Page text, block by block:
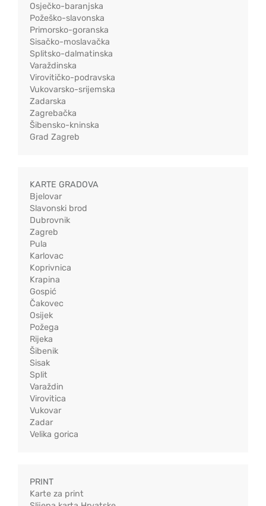
Osječko-baranjska
Požeško-slavonska
Primorsko-goranska
Sisačko-moslavačka
Splitsko-dalmatinska
Varaždinska
Virovitičko-podravska
Vukovarsko-srijemska
Zadarska
Zagrebačka
Šibensko-kninska
Grad Zagreb
KARTE GRADOVA
Bjelovar
Slavonski brod
Dubrovnik
Zagreb
Pula
Karlovac
Koprivnica
Krapina
Gospić
Čakovec
Osijek
Požega
Rijeka
Šibenik
Sisak
Split
Varaždin
Virovitica
Vukovar
Zadar
Velika gorica
PRINT
Karte za print